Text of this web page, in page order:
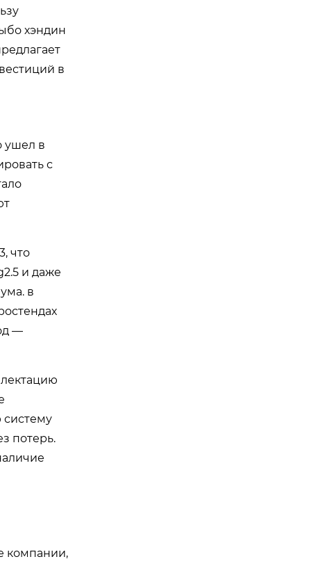
хэндин
в
ушел в
с
что
и даже
в
—
потерь.
компании,